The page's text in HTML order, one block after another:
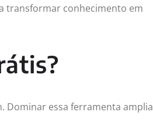
transformar conhecimento em
Dominar essa ferramenta amplia